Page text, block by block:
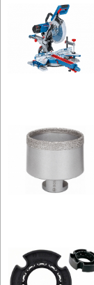
NARZĘDZIA
ELEKTRY..
AKCESORIA
MASZYNKI